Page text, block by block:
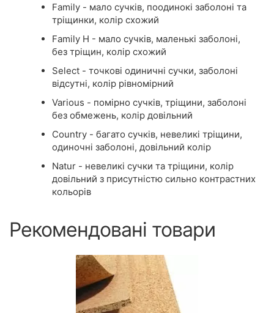
Family - мало сучків, поодинокі заболоні та
тріщинки, колір схожий
Family Н - мало сучків, маленькі заболоні,
без тріщин, колір схожий
Select - точкові одиничні сучки, заболоні
відсутні, колір рівномірний
Various - помірно сучків, тріщини, заболоні
без обмежень, колір довільний
Country - багато сучків, невеликі тріщини,
одиночні заболоні, довільний колір
Natur - невеликі сучки та тріщини, колір
довільний з присутністю сильно контрастних
кольорів
Рекомендовані товари